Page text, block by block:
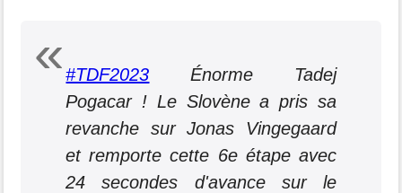
#TDF2023 Énorme Tadej
Pogacar ! Le Slovène a pris sa
revanche sur Jonas Vingegaard
et remporte cette 6e étape avec
24 secondes d'avance sur le